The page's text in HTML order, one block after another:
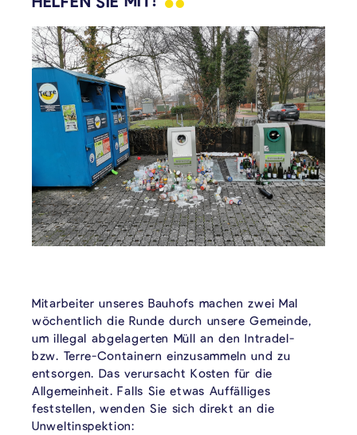
Mitarbeiter unseres Bauhofs machen zwei Mal
wöchentlich die Runde durch unsere Gemeinde,
um illegal abgelagerten Müll an den Intradel-
bzw. Terre-Containern einzusammeln und zu
entsorgen. Das verursacht Kosten für die
Allgemeinheit. Falls Sie etwas Auffälliges
feststellen, wenden Sie sich direkt an die
Unweltinspektion: